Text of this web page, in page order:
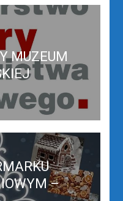
MUZEUM
–